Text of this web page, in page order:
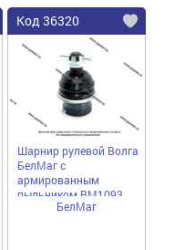
Код 36320
Шарнир рулевой Волга
БелМаг с
армированным
пыльником BM1093
[упаковка 2 шт.]
БелМаг